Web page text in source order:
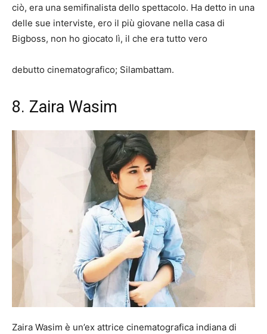
ciò, era una semifinalista dello spettacolo. Ha detto in una
delle sue interviste, ero il più giovane nella casa di
Bigboss, non ho giocato lì, il che era tutto vero
debutto cinematografico; Silambattam.
8. Zaira Wasim
Zaira Wasim è un’ex attrice cinematografica indiana di